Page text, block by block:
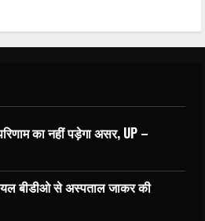
का नहीं पड़ेगा असर, UP –
बीडीओ से अस्पताल जाकर की